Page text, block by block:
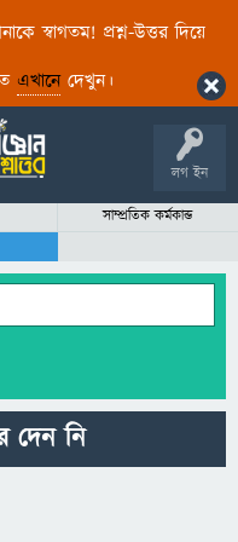
স্বাগতম! প্রশ্ন-উত্তর দিয়ে
এখানেদেখুন।
লগ ইন
সাম্প্রতিক কর্মকান্ড
দেন নি